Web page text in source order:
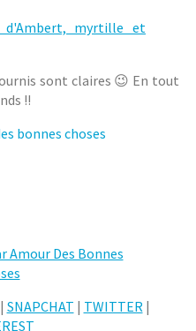
sont claires 😉 En tout
!!
SNAPCHAT | TWITTER|